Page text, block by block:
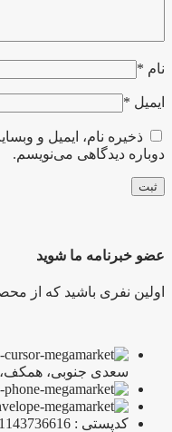
نام *
ایمیل *
ذخیره نام، ایمیل و
دوباره دیدگاهی می‌نویسم.
عضو خبرنامه ما شوید
اولین نفری باشید که از
سعدی جنوبی، همکف،
کدپستی : 1143736616